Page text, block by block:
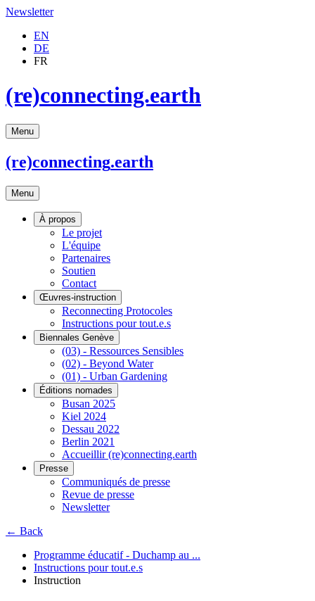
Newsletter
EN
DE
FR
(re)connecting.earth
Menu
(re)connecting.earth
Menu
À propos
Le projet
L'équipe
Partenaires
Soutien
Contact
Œuvres-instruction
Reconnecting Protocoles
Instructions pour tout.e.s
Biennales Genève
(03) - Ressources Sensibles
(02) - Beyond Water
(01) - Urban Gardening
Éditions nomades
Busan 2025
Kiel 2024
Dessau 2022
Berlin 2021
Accueillir (re)connecting.earth
Presse
Communiqués de presse
Revue de presse
Newsletter
← Back
Programme éducatif - Duchamp au ...
Instructions pour tout.e.s
Instruction